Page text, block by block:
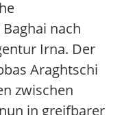
nach
Irna. Der
Araghtschi
zwischen
in greifbarer